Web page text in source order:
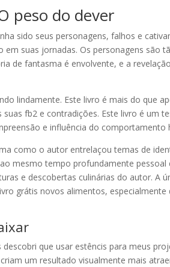
peso do dever
sido seus personagens, falhos e
suas jornadas. Os personagens são
de fantasma é envolvente, e a
lindamente. Este livro é mais do que
fb2 e contradições. Este livro é um
e influência do comportamento
como o autor entrelaçou temas de
mesmo tempo profundamente pessoal
e descobertas culinárias do autor. A
grátis novos alimentos, especialmente
que usar estêncis para meus
um resultado visualmente mais